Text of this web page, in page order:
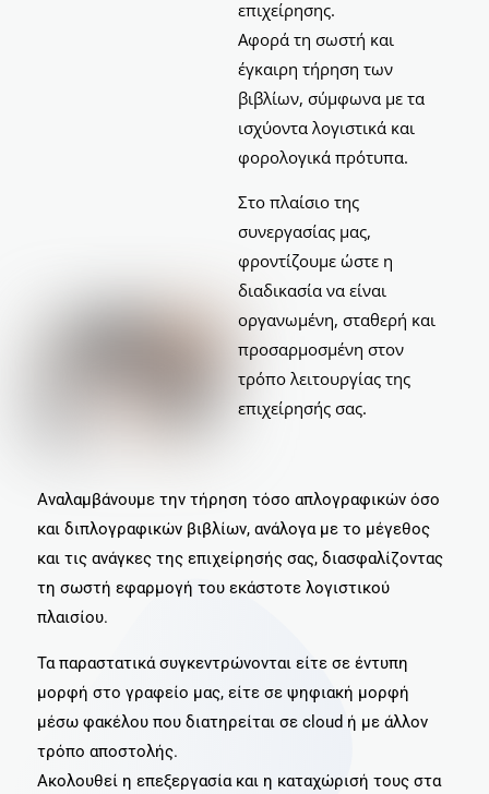
επιχείρησης.
Αφορά τη σωστή και
έγκαιρη τήρηση των
βιβλίων, σύμφωνα με τα
ισχύοντα λογιστικά και
φορολογικά πρότυπα.
Στο πλαίσιο της
συνεργασίας μας,
φροντίζουμε ώστε η
διαδικασία να είναι
οργανωμένη, σταθερή και
προσαρμοσμένη στον
τρόπο λειτουργίας της
επιχείρησής σας.
Αναλαμβάνουμε την τήρηση τόσο απλογραφικών όσο
και διπλογραφικών βιβλίων, ανάλογα με το μέγεθος
και τις ανάγκες της επιχείρησής σας, διασφαλίζοντας
τη σωστή εφαρμογή του εκάστοτε λογιστικού
πλαισίου.
Τα παραστατικά συγκεντρώνονται είτε σε έντυπη
μορφή στο γραφείο μας, είτε σε ψηφιακή μορφή
μέσω φακέλου που διατηρείται σε cloud ή με άλλον
τρόπο αποστολής.
Ακολουθεί η επεξεργασία και η καταχώρισή τους στα